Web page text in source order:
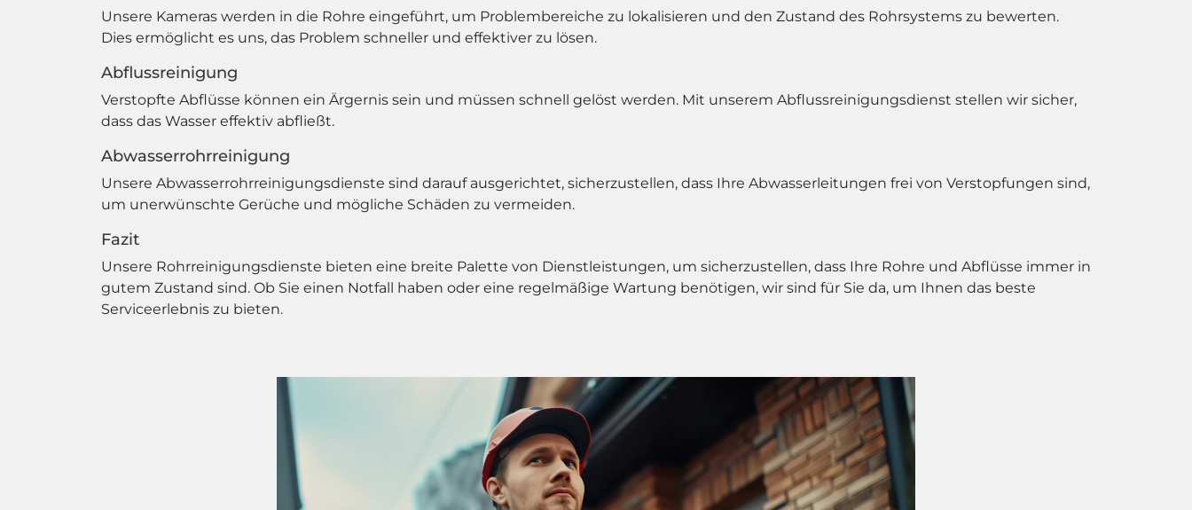
Unsere Kameras werden in die Rohre eingeführt, um Problembereiche zu lokalisieren und den Zustand des Rohrsystems zu bewerten.
Dies ermöglicht es uns, das Problem schneller und effektiver zu lösen.
Abflussreinigung
Verstopfte Abflüsse können ein Ärgernis sein und müssen schnell gelöst werden. Mit unserem Abflussreinigungsdienst stellen wir sicher,
dass das Wasser effektiv abfließt.
Abwasserrohrreinigung
Unsere Abwasserrohrreinigungsdienste sind darauf ausgerichtet, sicherzustellen, dass Ihre Abwasserleitungen frei von Verstopfungen sind,
um unerwünschte Gerüche und mögliche Schäden zu vermeiden.
Fazit
Unsere Rohrreinigungsdienste bieten eine breite Palette von Dienstleistungen, um sicherzustellen, dass Ihre Rohre und Abflüsse immer in
gutem Zustand sind. Ob Sie einen Notfall haben oder eine regelmäßige Wartung benötigen, wir sind für Sie da, um Ihnen das beste
Serviceerlebnis zu bieten.